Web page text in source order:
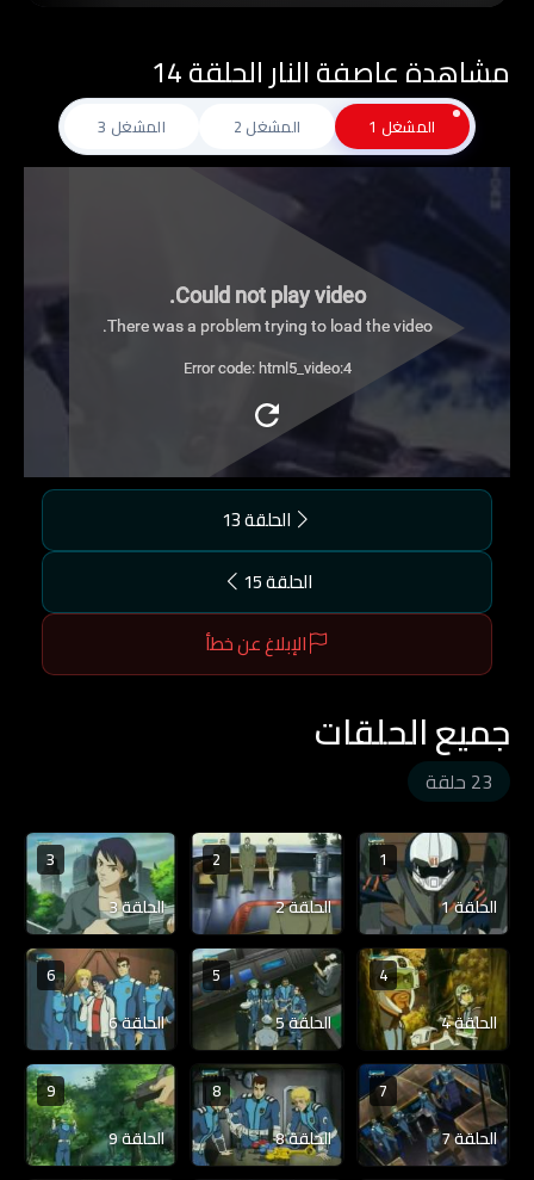
مشاهدة عاصفة النار الحلقة 14
المشغل 1 المشغل 2 المشغل 3
Could not play video.
There was a problem trying to load the video.
Error code: html5_video:4
الحلقة 13
الحلقة 15
الإبلاغ عن خطأ
جميع الحلقات
23 حلقة
1
الحلقة 1
2
الحلقة 2
3
الحلقة 3
4
الحلقة 4
5
الحلقة 5
6
الحلقة 6
7
الحلقة 7
8
الحلقة 8
9
الحلقة 9